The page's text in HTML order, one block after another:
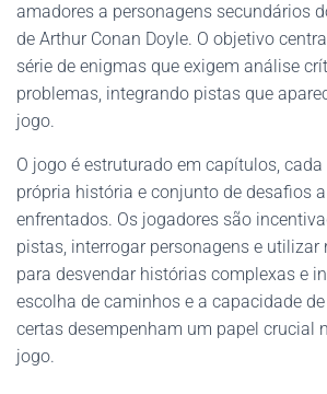
amadores a personagens secundários
de Arthur Conan Doyle. O objetivo
série de enigmas que exigem análise
problemas, integrando pistas que
jogo.
O jogo é estruturado em capítulos,
própria história e conjunto de desafios
enfrentados. Os jogadores são
pistas, interrogar personagens e utilizar
para desvendar histórias complexas e
escolha de caminhos e a capacidade
certas desempenham um papel crucial
jogo.